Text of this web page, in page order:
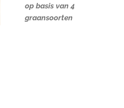
op basis van 4
graansoorten